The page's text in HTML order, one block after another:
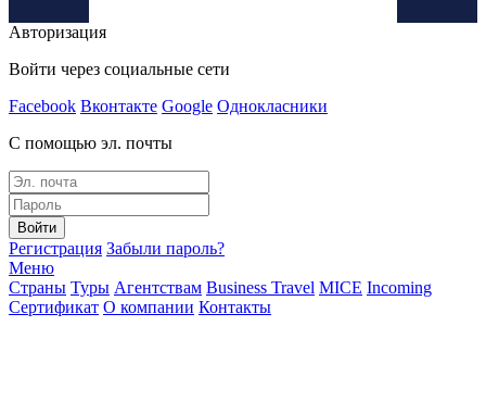
Авторизация
Войти через социальные сети
Facebook Вконтакте Google Однокласники
С помощью эл. почты
Войти
Регистрация Забыли пароль?
Меню
Страны Туры Агентствам Business Travel MICE Incoming
Сертификат О компании Контакты